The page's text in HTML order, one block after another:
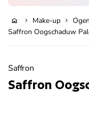
home chevron_right Make-up chevron_right Ogen
Saffron Oogschaduw
Saffron
Saffron